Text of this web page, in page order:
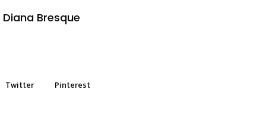
Diana Bresque
Twitter Pinterest